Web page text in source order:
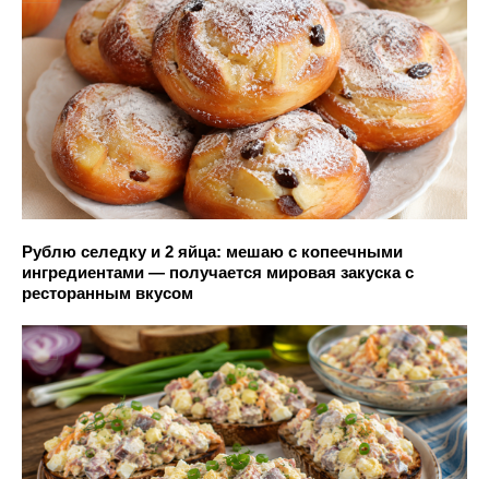
Рублю селедку и 2 яйца: мешаю с копеечными
ингредиентами — получается мировая закуска с
ресторанным вкусом